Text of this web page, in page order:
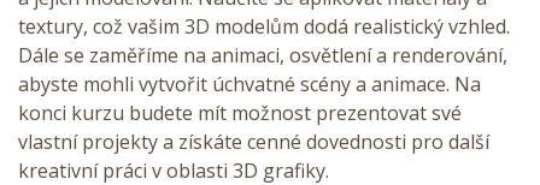
textury, což vašim 3D modelům dodá realistický vzhled.
Dále se zaměříme na animaci, osvětlení a renderování,
abyste mohli vytvořit úchvatné scény a animace. Na
konci kurzu budete mít možnost prezentovat své
vlastní projekty a získáte cenné dovednosti pro další
kreativní práci v oblasti 3D grafiky.